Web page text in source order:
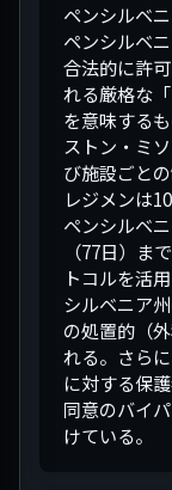
ペンシルベ
ペンシルベ
合法的に許
れる厳格な
を意味する
ストン・ミ
び施設ごと
レジメンは
ペンシルベ
（77日）ま
トコルを活
シルベニア
の処置的（
れる。さら
に対する保
同意のバイ
けている。